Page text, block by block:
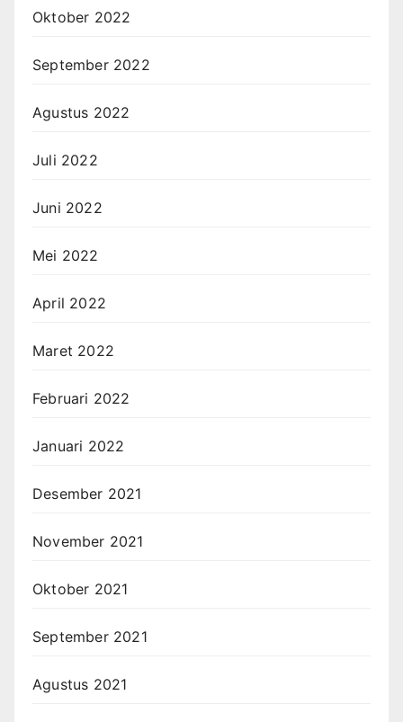
Oktober 2022
September 2022
Agustus 2022
Juli 2022
Juni 2022
Mei 2022
April 2022
Maret 2022
Februari 2022
Januari 2022
Desember 2021
November 2021
Oktober 2021
September 2021
Agustus 2021